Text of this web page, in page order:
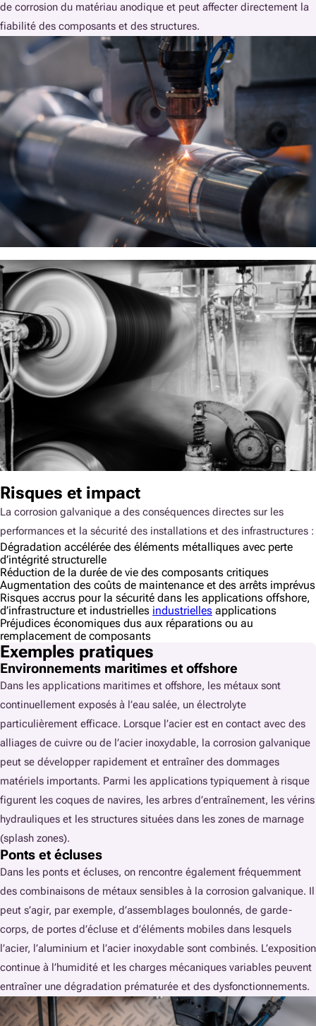
de corrosion du matériau anodique et peut affecter directement la
fiabilité des composants et des structures.
Risques et impact
La corrosion galvanique a des conséquences directes sur les
performances et la sécurité des installations et des infrastructures :
Dégradation accélérée des éléments métalliques avec perte
d’intégrité structurelle
Réduction de la durée de vie des composants critiques
Augmentation des coûts de maintenance et des arrêts imprévus
Risques accrus pour la sécurité dans les applications offshore,
d’infrastructure et industrielles industrielles applications
Préjudices économiques dus aux réparations ou au
remplacement de composants
Exemples pratiques
Environnements maritimes et offshore
Dans les applications maritimes et offshore, les métaux sont
continuellement exposés à l’eau salée, un électrolyte
particulièrement efficace. Lorsque l’acier est en contact avec des
alliages de cuivre ou de l’acier inoxydable, la corrosion galvanique
peut se développer rapidement et entraîner des dommages
matériels importants. Parmi les applications typiquement à risque
figurent les coques de navires, les arbres d’entraînement, les vérins
hydrauliques et les structures situées dans les zones de marnage
(splash zones).
Ponts et écluses
Dans les ponts et écluses, on rencontre également fréquemment
des combinaisons de métaux sensibles à la corrosion galvanique. Il
peut s’agir, par exemple, d’assemblages boulonnés, de garde-
corps, de portes d’écluse et d’éléments mobiles dans lesquels
l’acier, l’aluminium et l’acier inoxydable sont combinés. L’exposition
continue à l’humidité et les charges mécaniques variables peuvent
entraîner une dégradation prématurée et des dysfonctionnements.